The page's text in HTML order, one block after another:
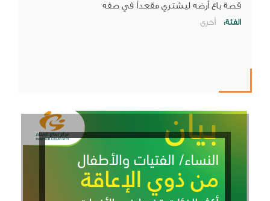
قصة باع أرضه ليشتري مقعداً في صفه
الفئة: أخرى